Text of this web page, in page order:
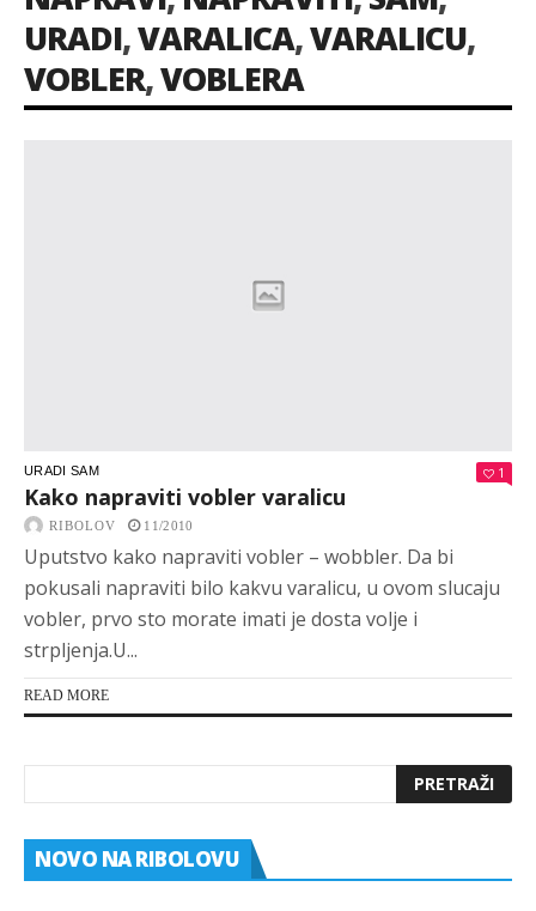
URADI,VARALICA,VARALICU,
VOBLER,VOBLERA
URADI SAM 1
Kako napraviti vobler varalicu
RIBOLOV 11/2010
Uputstvo kako napraviti vobler – wobbler. Da bi
pokusali napraviti bilo kakvu varalicu, u ovom slucaju
vobler, prvo sto morate imati je dosta volje i
strpljenja.U...
READ MORE
NOVO NA RIBOLOVU